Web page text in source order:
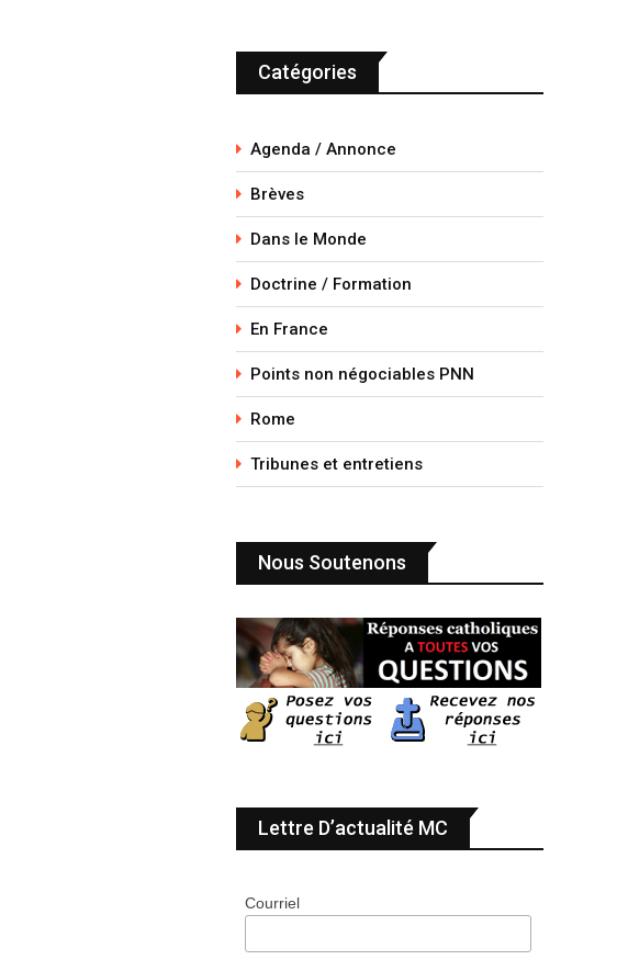
Catégories
Agenda / Annonce
Brèves
Dans le Monde
Doctrine / Formation
En France
Points non négociables PNN
Rome
Tribunes et entretiens
Nous Soutenons
Lettre D’actualité MC
Courriel